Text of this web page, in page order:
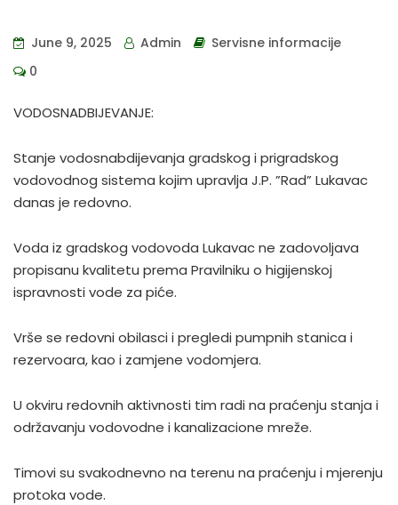
June 9, 2025 Admin
Servisne informacije
0
VODOSNADBIJEVANJE:
Stanje vodosnabdijevanja gradskog i prigradskog
vodovodnog sistema kojim upravlja J.P. ”Rad” Lukavac
danas je redovno.
Voda iz gradskog vodovoda Lukavac ne zadovoljava
propisanu kvalitetu prema Pravilniku o higijenskoj
ispravnosti vode za piće.
Vrše se redovni obilasci i pregledi pumpnih stanica i
rezervoara, kao i zamjene vodomjera.
U okviru redovnih aktivnosti tim radi na praćenju stanja i
održavanju vodovodne i kanalizacione mreže.
Timovi su svakodnevno na terenu na praćenju i mjerenju
protoka vode.